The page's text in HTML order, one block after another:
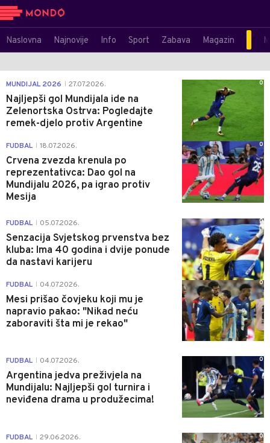
Naslovna Najnovije Info Sport Zabava Magazin
MUNDIJAL 2026 27.07.2026.
Najljepši gol Mundijala ide na
Zelenortska Ostrva: Pogledajte
remek-djelo protiv Argentine
0
FUDBAL 18.07.2026.
Crvena zvezda krenula po
reprezentativca: Dao gol na
Mundijalu 2026, pa igrao protiv
Mesija
0
FUDBAL 05.07.2026.
Senzacija Svjetskog prvenstva bez
kluba: Ima 40 godina i dvije ponude
da nastavi karijeru
0
FUDBAL 04.07.2026.
Mesi prišao čovjeku koji mu je
napravio pakao: "Nikad neću
zaboraviti šta mi je rekao"
0
FUDBAL 04.07.2026.
Argentina jedva preživjela na
Mundijalu: Najljepši gol turnira i
neviđena drama u produžecima!
0
FUDBAL 29.06.2026. 0